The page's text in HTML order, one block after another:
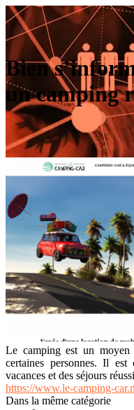
Bien
un camping
Le camping est un
certaines personnes. Il
vacances et des séjours
https://www.le-camping-
Dans la même catégorie